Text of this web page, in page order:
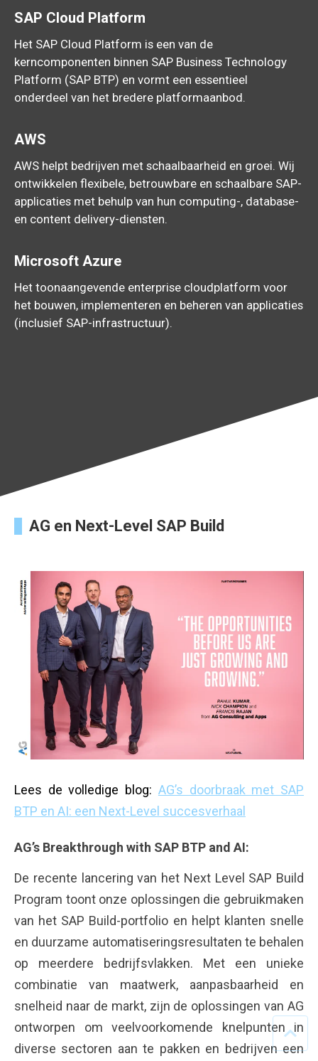
SAP Cloud Platform
Het SAP Cloud Platform is een van de
kerncomponenten binnen SAP Business Technology
Platform (SAP BTP) en vormt een essentieel
onderdeel van het bredere platformaanbod.
AWS
AWS helpt bedrijven met schaalbaarheid en groei. Wij
ontwikkelen flexibele, betrouwbare en schaalbare SAP-
applicaties met behulp van hun computing-, database-
en content delivery-diensten.
Microsoft Azure
Het toonaangevende enterprise cloudplatform voor
het bouwen, implementeren en beheren van applicaties
(inclusief SAP-infrastructuur).
AG en Next-Level SAP Build
Lees de volledige blog: AG’s doorbraak met SAP
BTP en AI: een Next-Level succesverhaal
AG’s Breakthrough with SAP BTP and AI:
De recente lancering van het Next Level SAP Build
Program toont onze oplossingen die gebruikmaken
van het SAP Build‑portfolio en helpt klanten snelle
en duurzame automatiseringsresultaten te behalen
op meerdere bedrijfsvlakken. Met een unieke
combinatie van maatwerk, aanpasbaarheid en
snelheid naar de markt, zijn de oplossingen van AG
ontworpen om veelvoorkomende knelpunten in
diverse sectoren aan te pakken en bedrijven een